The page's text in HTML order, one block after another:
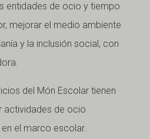
entidades de ocio y tiempo
mejorar el medio ambiente
y la inclusión social, con
del Món Escolar tienen
actividades de ocio
el marco escolar.